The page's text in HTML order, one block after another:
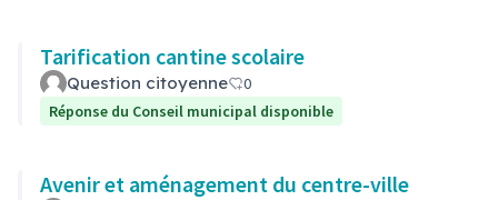
Tarification cantine scolaire
Question citoyenne
0
Réponse du Conseil municipal disponible
Avenir et aménagement du centre-ville